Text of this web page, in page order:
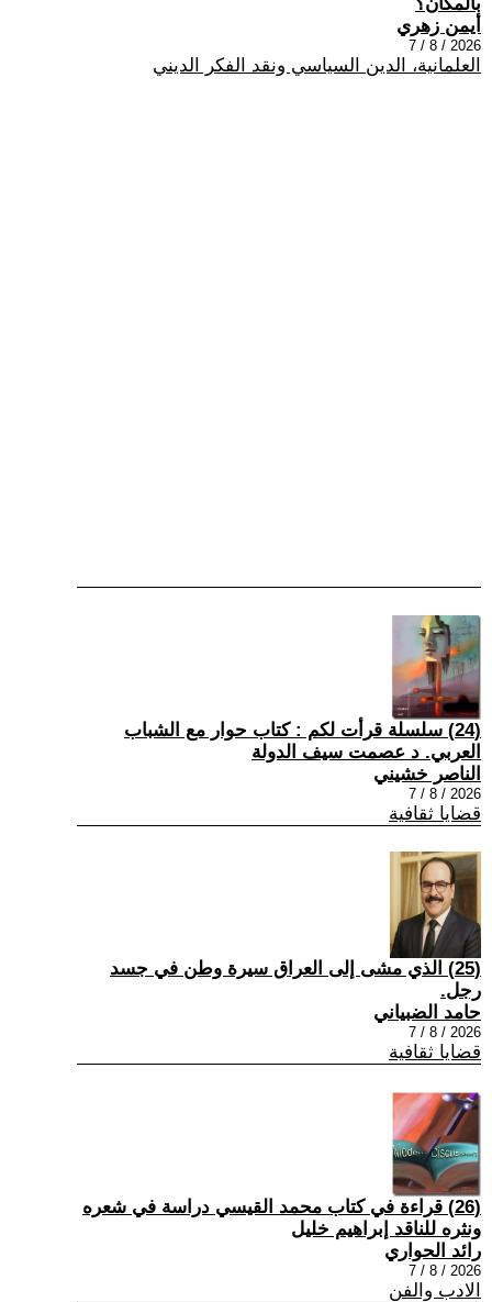
أيمن زهري
2026 / 8 / 7
العلمانية، الدين السياسي ونقد الفكر الديني
(24) سلسلة قرأت لكم : كتاب حوار مع الشباب
العربي. د عصمت سيف الدولة
الناصر خشيني
2026 / 8 / 7
قضايا ثقافية
(25) الذي مشى إلى العراق سيرة وطن في جسد
رجل.
حامد الضبياني
2026 / 8 / 7
قضايا ثقافية
(26) قراءة في كتاب محمد القيسي دراسة في شعره
ونثره للناقد إبراهيم خليل
رائد الحواري
2026 / 8 / 7
الادب والفن